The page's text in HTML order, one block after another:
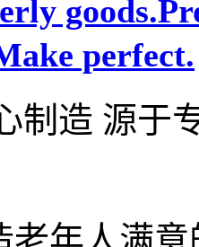
perfect.
制造 源于